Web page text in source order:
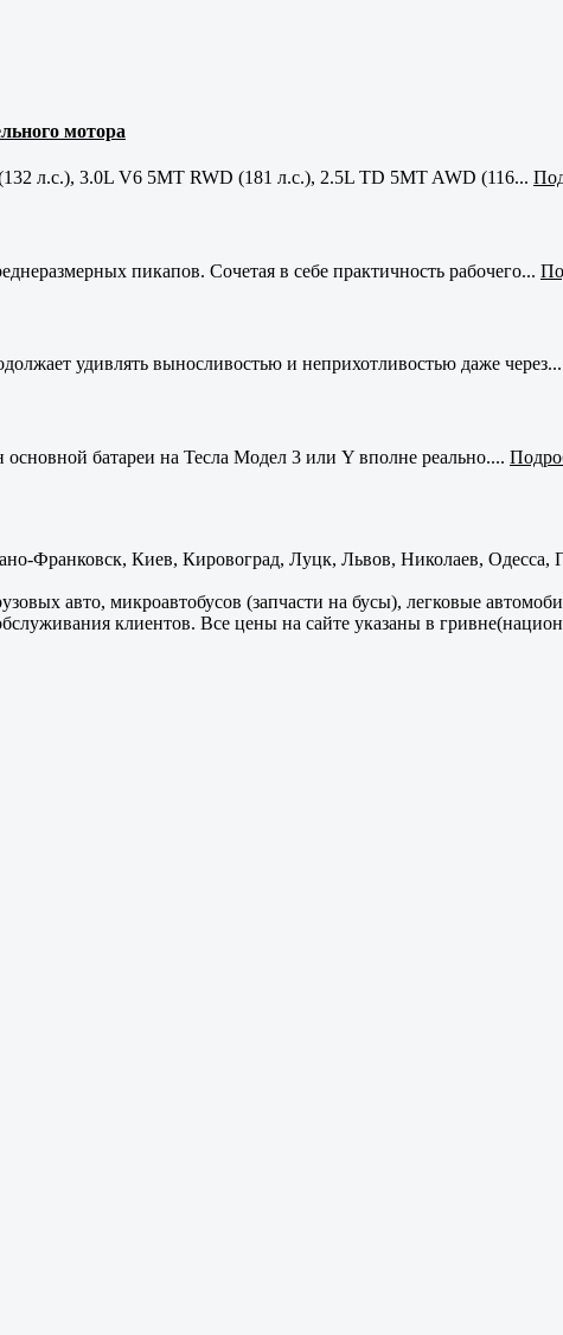
мотора
л.с.), 3.0L V6 5MT RWD (181 л.с.), 2.5L TD 5MT AWD (116...
пикапов. Сочетая в себе практичность рабочего...
удивлять выносливостью и неприхотливостью даже через...
батареи на Тесла Модел 3 или Y вполне реально....
Франковск, Киев, Кировоград, Луцк, Львов, Николаев, Одесса,
авто, микроавтобусов (запчасти на бусы), легковые
клиентов. Все цены на сайте указаны в